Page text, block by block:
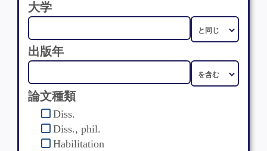
大学
出版年
論文種類
Diss.
Diss., phil.
Habilitation